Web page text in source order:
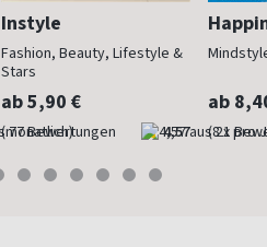
Instyle
Fashion, Beauty, Lifestyle &
Stars
ab 5,90 €
(monatlich) 4,57
ab
(8 x pro